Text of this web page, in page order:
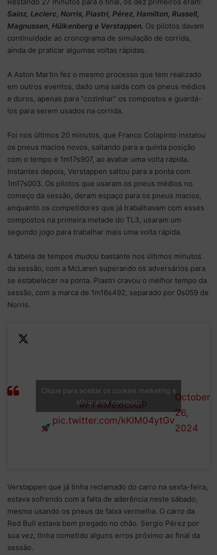
Restando 27 minutos para o final, os dez primeiros eram:
Sainz, Leclerc, Norris, Piastri, Pérez, Hamilton, Russell,
Magnussen, Hülkenberg e Verstappen. Os pilotos davam
continuidade ao cronograma de simulação de corrida,
ainda de praticar algumas voltas rápidas.
A Aston Martin fez o mesmo processo que tem realizado
em outros eventos, dado uma saída com os pneus médios
e duros, apenas para “cozinhar” os compostos e guardá-
los para serem usados na corrida.
Foi nos últimos 20 minutos, que Franco Colapinto instalou
os pneus macios novos, saltando para a quinta posição
com o tempo e 1m17s907, ao avaliar uma volta rápida.
Instantes depois, Verstappen saltou para a ponta com
1m17s003. Os pilotos que usaram os pneus médios no
começo da sessão, deram espaço para os pneus macios,
enquanto os competidores que já trabalhavam com esses
compostos na primeira metade do TL3, usaram um
segundo jogo para trabalhar mais uma volta rápida.
A tabela de tempos mudou bastante nos últimos minutos
da sessão, com a McLaren superando os adversários para
se estabelecer na ponta. Piastri cravou o melhor tempo da
sessão, com a marca de 1m16s492, separado por 0s059 de
Norris.
fastest,
beating
Norris’
2 with just over 10 minutes
to go!#F1 #MexicoGP
pic.twitter.com/kKIM04ytGv
1 (@F1)
October
26,
2024
Clique para aceitar os cookies marketing e
ativar este conteúdo
Verstappen que já tinha reclamado do carro na sexta-feira,
estava sofrendo com a falta de aderência neste sábado,
mesmo usando os pneus de faixa vermelha. O carro da
Red Bull estava bem pregado no chão. Sergio Pérez por
sua vez, tinha cometido alguns erros próximo ao final da
sessão.